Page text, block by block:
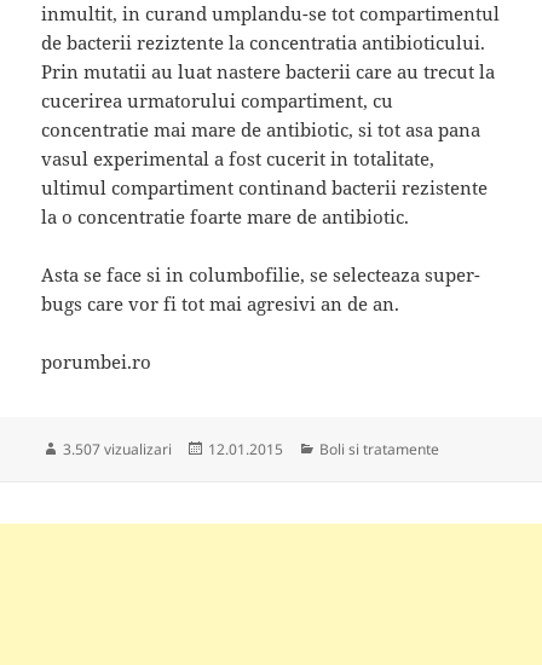
inmultit, in curand umplandu-se tot compartimentul
de bacterii reziztente la concentratia antibioticului.
Prin mutatii au luat nastere bacterii care au trecut la
cucerirea urmatorului compartiment, cu
concentratie mai mare de antibiotic, si tot asa pana
vasul experimental a fost cucerit in totalitate,
ultimul compartiment continand bacterii rezistente
la o concentratie foarte mare de antibiotic.
Asta se face si in columbofilie, se selecteaza super-
bugs care vor fi tot mai agresivi an de an.
porumbei.ro
3.507 vizualizari
Publicat
12.01.2015 Categorii
Boli si tratamente